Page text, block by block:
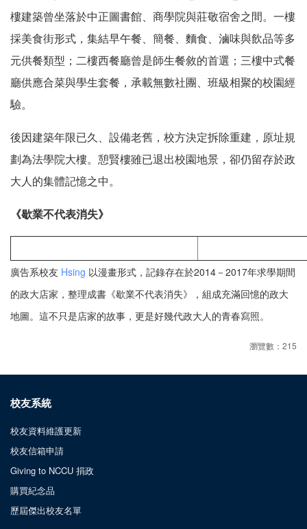
樓建築曾坐落於中正圖書館、商學院與莊敬宿舍之間。一樓
採美食街形式，集結早午餐、簡餐、麵食、滷味與飲品等多
元供餐類型；二樓西餐廳曾是師生餐敘的首選；三樓中式餐
廳供應合菜與學生套餐，承載無數社團、班級相聚的校園經
驗。
後因建築年限已久、設備老舊，校方決定拆除重建，原址規
劃為法學院大樓。憩賢樓雖已退出校園地景，卻仍留存於政
大人的集體記憶之中。
《歇業不代表消失》
廣告系校友 Hsing 以漫畫形式，記錄存在於2014－2017年求學期間
的政大店家，整理成書《歇業不代表消失》，組成充滿回憶的政大
地圖。這不只是店家的故事，更是好幾代政大人的青春寫照。
瀏覽數：215
校友系統
校友資料維護更新
校友信箱申請
Giving to NCCU 捐政
購買紀念品
歷屆傑出校友名單